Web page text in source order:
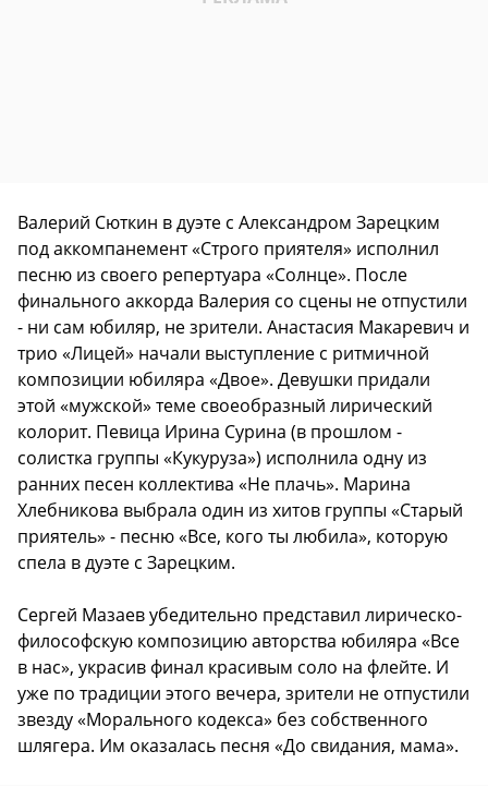
Валерий Сюткин в дуэте с Александром Зарецким
под аккомпанемент «Строго приятеля» исполнил
песню из своего репертуара «Солнце». После
финального аккорда Валерия со сцены не отпустили
- ни сам юбиляр, не зрители. Анастасия Макаревич и
трио «Лицей» начали выступление с ритмичной
композиции юбиляра «Двое». Девушки придали
этой «мужской» теме своеобразный лирический
колорит. Певица Ирина Сурина (в прошлом -
солистка группы «Кукуруза») исполнила одну из
ранних песен коллектива «Не плачь». Марина
Хлебникова выбрала один из хитов группы «Старый
приятель» - песню «Все, кого ты любила», которую
спела в дуэте с Зарецким.
Сергей Мазаев убедительно представил лирическо-
философскую композицию авторства юбиляра «Все
в нас», украсив финал красивым соло на флейте. И
уже по традиции этого вечера, зрители не отпустили
звезду «Морального кодекса» без собственного
шлягера. Им оказалась песня «До свидания, мама».